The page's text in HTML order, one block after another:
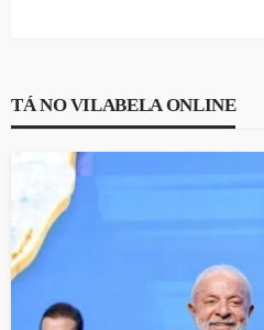
TÁ NO VILABELA ONLINE